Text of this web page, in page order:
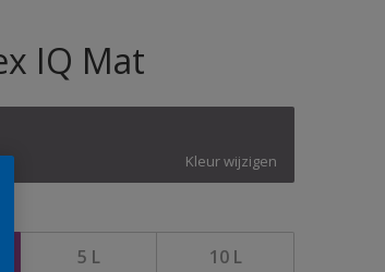
IQ Mat
Kleur wijzigen
5 L 10 L